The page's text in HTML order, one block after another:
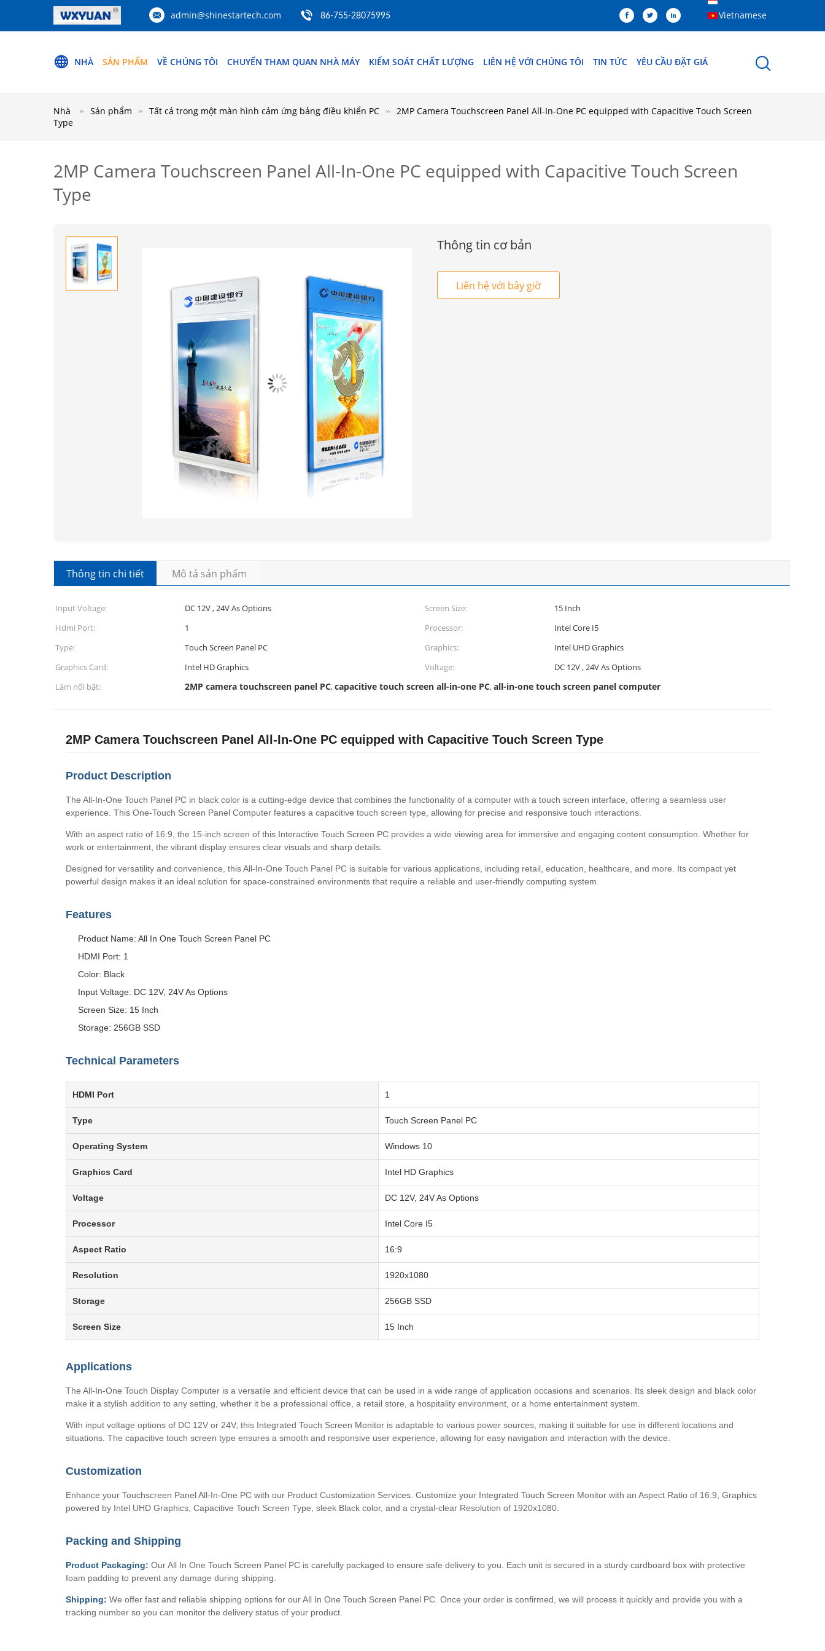
admin@shinestartech.com 86-755-28075995 Vietnamese
NHÀ SẢN PHẨM VỀ CHÚNG TÔI CHUYẾN THAM QUAN NHÀ MÁY KIỂM SOÁT CHẤT LƯỢNG LIÊN HỆ VỚI CHÚNG TÔI TIN TỨC YÊU CẦU ĐẶT GIÁ
Nhà Sản phẩm Tất cả trong một màn hình cảm ứng bảng điều khiển PC
2MP Camera Touchscreen Panel All-In-One PC equipped with Capacitive Touch Screen
Type
2MP Camera Touchscreen Panel All-In-One PC equipped with Capacitive Touch Screen
Type
Thông tin cơ bản
Liên hệ với bây giờ
Thông tin chi tiết Mô tả sản phẩm
Input Voltage: DC 12V , 24V As Options Screen Size:
15 Inch
Hdmi Port:
1 Processor:
Intel Core I5
Type:
Touch Screen Panel PC Graphics:
Intel UHD Graphics
Graphics Card:
Intel HD Graphics Voltage:
DC 12V , 24V As Options
Làm nổi bật:
2MP camera touchscreen panel PC,capacitive touch screen all-in-one PC,all-in-one touch screen panel computer
2MP Camera Touchscreen Panel All-In-One PC equipped with Capacitive Touch Screen Type
Product Description
The All-In-One Touch Panel PC in black color is a cutting-edge device that combines the functionality of a computer with a touch screen interface, offering a seamless user
experience. This One-Touch Screen Panel Computer features a capacitive touch screen type, allowing for precise and responsive touch interactions.
With an aspect ratio of 16:9, the 15-inch screen of this Interactive Touch Screen PC provides a wide viewing area for immersive and engaging content consumption. Whether for
work or entertainment, the vibrant display ensures clear visuals and sharp details.
Designed for versatility and convenience, this All-In-One Touch Panel PC is suitable for various applications, including retail, education, healthcare, and more. Its compact yet
powerful design makes it an ideal solution for space-constrained environments that require a reliable and user-friendly computing system.
Features
Product Name: All In One Touch Screen Panel PC
HDMI Port: 1
Color: Black
Input Voltage: DC 12V, 24V As Options
Screen Size: 15 Inch
Storage: 256GB SSD
Technical Parameters
HDMI Port 1
Type Touch Screen Panel PC
Operating System Windows 10
Graphics Card Intel HD Graphics
Voltage DC 12V, 24V As Options
Processor Intel Core I5
Aspect Ratio 16:9
Resolution 1920x1080
Storage 256GB SSD
Screen Size 15 Inch
Applications
The All-In-One Touch Display Computer is a versatile and efficient device that can be used in a wide range of application occasions and scenarios. Its sleek design and black color
make it a stylish addition to any setting, whether it be a professional office, a retail store, a hospitality environment, or a home entertainment system.
With input voltage options of DC 12V or 24V, this Integrated Touch Screen Monitor is adaptable to various power sources, making it suitable for use in different locations and
situations. The capacitive touch screen type ensures a smooth and responsive user experience, allowing for easy navigation and interaction with the device.
Customization
Enhance your Touchscreen Panel All-In-One PC with our Product Customization Services. Customize your Integrated Touch Screen Monitor with an Aspect Ratio of 16:9, Graphics
powered by Intel UHD Graphics, Capacitive Touch Screen Type, sleek Black color, and a crystal-clear Resolution of 1920x1080.
Packing and Shipping
Product Packaging: Our All In One Touch Screen Panel PC is carefully packaged to ensure safe delivery to you. Each unit is secured in a sturdy cardboard box with protective
foam padding to prevent any damage during shipping.
Shipping: We offer fast and reliable shipping options for our All In One Touch Screen Panel PC. Once your order is confirmed, we will process it quickly and provide you with a
tracking number so you can monitor the delivery status of your product.